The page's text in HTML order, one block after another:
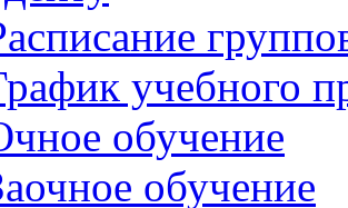
учебного
обучение
обучение